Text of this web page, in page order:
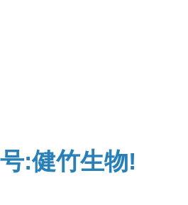
号:健竹生物!